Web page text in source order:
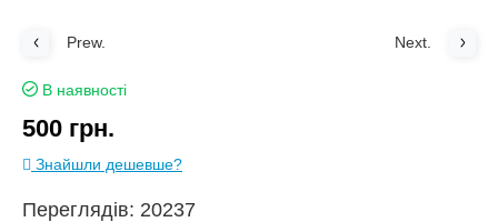
Prew. Next.
В наявності
500 грн.
Знайшли дешевше?
Переглядів: 20237